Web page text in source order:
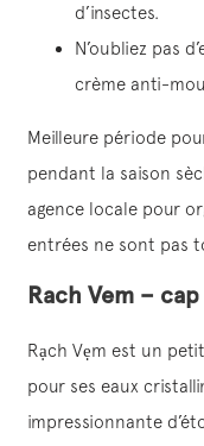
d’insectes.
N’oubliez pas
crème anti-
Meilleure période
pendant la saison
agence locale pour
entrées ne sont pas
Rach Vem –
Rạch Vẹm est un
pour ses eaux
impressionnante